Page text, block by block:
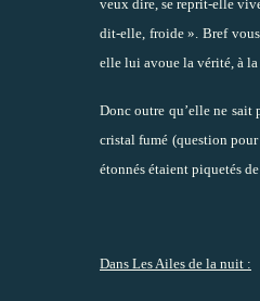
veux dire, se reprit-elle
dit-elle, froide ». Bref
elle lui avoue la vérité, à
Donc outre qu’elle ne
cristal fumé (question
étonnés étaient piquetés
Dans Les Ailes de la nuit :